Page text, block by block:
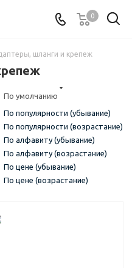
0
шланги и крепеж
По умолчанию
По популярности (убывание)
По популярности (возрастание)
По алфавиту (убывание)
По алфавиту (возрастание)
По цене (убывание)
По цене (возрастание)